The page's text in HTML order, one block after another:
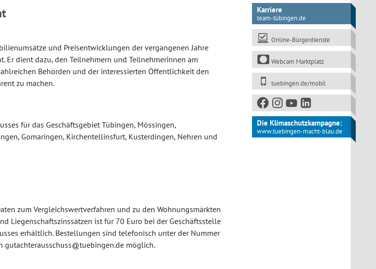
und Preisentwicklungen der vergangenen Jahre
Er dient dazu, den Teilnehmern und Teilnehmerinnen am
Behörden und der interessierten Öffentlichkeit den
zu machen.
für das Geschäftsgebiet Tübingen, Mössingen,
Gomaringen, Kirchentellinsfurt, Kusterdingen, Nehren und
zum Vergleichswertverfahren und zu den Wohnungsmärkten
Liegenschaftszinssätzen ist für 70 Euro bei der Geschäftsstelle
erhältlich. Bestellungen sind telefonisch unter der Nummer
gutachterausschuss tuebingen.de möglich.
Karriere
team-tübingen.de
Online-Bürgerdienste
Webcam Marktplatz
tuebingen.de/mobil
Die Klimaschutzkampagne:
www.tuebingen-macht-blau.de